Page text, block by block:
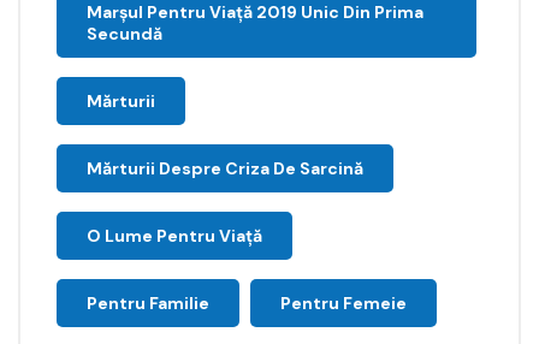
Marșul Pentru Viață 2019 Unic Din Prima
Secundă
Mărturii
Mărturii Despre Criza De Sarcină
O Lume Pentru Viață
Pentru Familie Pentru Femeie